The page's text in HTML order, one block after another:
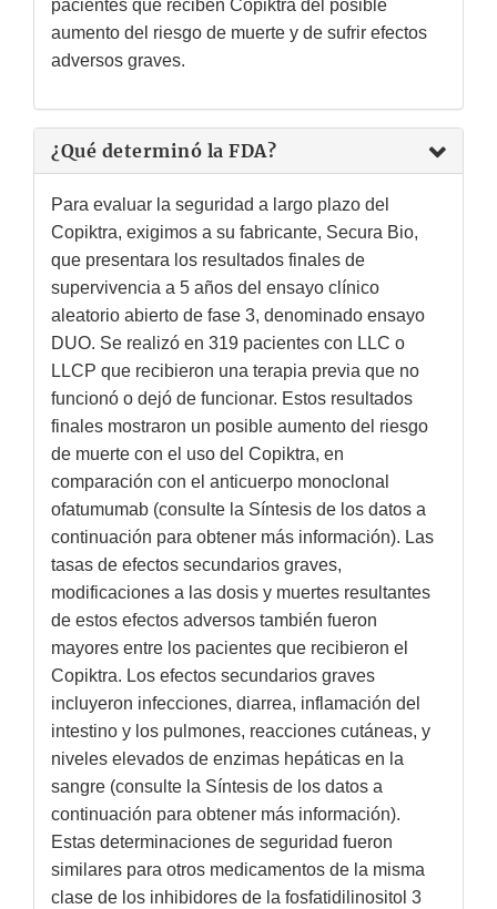
pacientes que reciben Copiktra del posible
aumento del riesgo de muerte y de sufrir efectos
adversos graves.
¿Qué determinó la FDA?
Para evaluar la seguridad a largo plazo del
Copiktra, exigimos a su fabricante, Secura Bio,
que presentara los resultados finales de
supervivencia a 5 años del ensayo clínico
aleatorio abierto de fase 3, denominado ensayo
DUO. Se realizó en 319 pacientes con LLC o
LLCP que recibieron una terapia previa que no
funcionó o dejó de funcionar. Estos resultados
finales mostraron un posible aumento del riesgo
de muerte con el uso del Copiktra, en
comparación con el anticuerpo monoclonal
ofatumumab (consulte la Síntesis de los datos a
continuación para obtener más información). Las
tasas de efectos secundarios graves,
modificaciones a las dosis y muertes resultantes
de estos efectos adversos también fueron
mayores entre los pacientes que recibieron el
Copiktra. Los efectos secundarios graves
incluyeron infecciones, diarrea, inflamación del
intestino y los pulmones, reacciones cutáneas, y
niveles elevados de enzimas hepáticas en la
sangre (consulte la Síntesis de los datos a
continuación para obtener más información).
Estas determinaciones de seguridad fueron
similares para otros medicamentos de la misma
clase de los inhibidores de la fosfatidilinositol 3